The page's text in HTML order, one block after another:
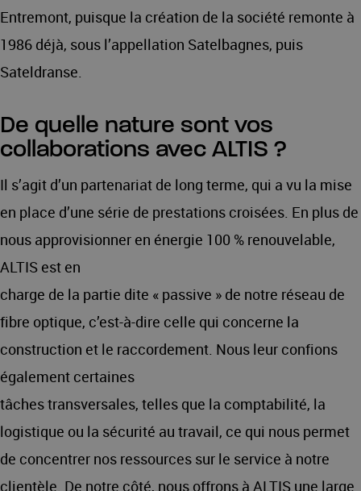
Entremont, puisque la création de la société remonte à
1986 déjà, sous l’appellation Satelbagnes, puis
Sateldranse.
De quelle nature sont vos
collaborations avec ALTIS ?
Il s’agit d’un partenariat de long terme, qui a vu la mise
en place d’une série de prestations croisées. En plus de
nous approvisionner en énergie 100 % renouvelable,
ALTIS est en
charge de la partie dite « passive » de notre réseau de
fibre optique, c’est-à-dire celle qui concerne la
construction et le raccordement. Nous leur confions
également certaines
tâches transversales, telles que la comptabilité, la
logistique ou la sécurité au travail, ce qui nous permet
de concentrer nos ressources sur le service à notre
clientèle. De notre côté, nous offrons à ALTIS une large